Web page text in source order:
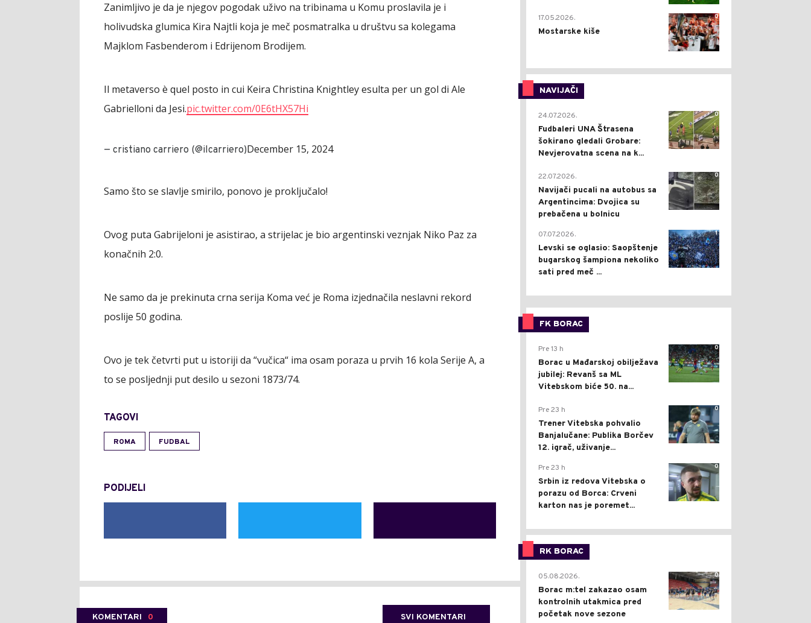
Zanimljivo je da je njegov pogodak uživo na tribinama u Komu proslavila je i
holivudska glumica Kira Najtli koja je meč posmatralka u društvu sa kolegama
Majklom Fasbenderom i Edrijenom Brodijem.
Il metaverso è quel posto in cui Keira Christina Knightley esulta per un gol di Ale
Gabrielloni da Jesi.pic.twitter.com/0E6tHX57Hi
— cristiano carriero (@ilcarriero)December 15, 2024
Samo što se slavlje smirilo, ponovo je proključalo!
Ovog puta Gabrijeloni je asistirao, a strijelac je bio argentinski veznjak Niko Paz za
konačnih 2:0.
Ne samo da je prekinuta crna serija Koma već je Roma izjednačila neslavni rekord
poslije 50 godina.
Ovo je tek četvrti put u istoriji da “vučica“ ima osam poraza u prvih 16 kola Serije A, a
to se posljednji put desilo u sezoni 1873/74.
TAGOVI
ROMA FUDBAL
PODIJELI
KOMENTARI 0 SVI KOMENTARI
0
17.05.2026.
Mostarske kiše
NAVIJAČI
0
24.07.2026.
Fudbaleri UNA Štrasena
šokirano gledali Grobare:
Nevjerovatna scena na k...
0
22.07.2026.
Navijači pucali na autobus sa
Argentincima: Dvojica su
prebačena u bolnicu
1
07.07.2026.
Levski se oglasio: Saopštenje
bugarskog šampiona nekoliko
sati pred meč ...
FK BORAC
0
Pre 13 h
Borac u Mađarskoj obilježava
jubilej: Revanš sa ML
Vitebskom biće 50. na...
0
Pre 23 h
Trener Vitebska pohvalio
Banjalučane: Publika Borčev
12. igrač, uživanje...
0
Pre 23 h
Srbin iz redova Vitebska o
porazu od Borca: Crveni
karton nas je poremet...
RK BORAC
0
05.08.2026.
Borac m:tel zakazao osam
kontrolnih utakmica pred
početak nove sezone